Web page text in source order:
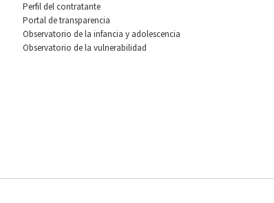
Perfil del contratante
Portal de transparencia
Observatorio de la infancia y adolescencia
Observatorio de la vulnerabilidad